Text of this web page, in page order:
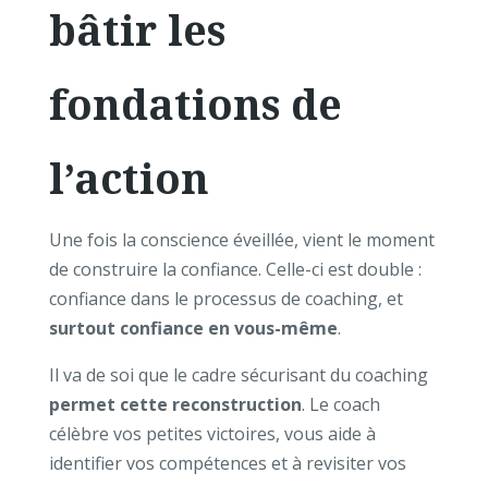
bâtir les
fondations de
l’action
Une fois la conscience éveillée, vient le moment
de construire la confiance. Celle-ci est double :
confiance dans le processus de coaching, et
surtout confiance en vous-même.
Il va de soi que le cadre sécurisant du coaching
permet cette reconstruction. Le coach
célèbre vos petites victoires, vous aide à
identifier vos compétences et à revisiter vos